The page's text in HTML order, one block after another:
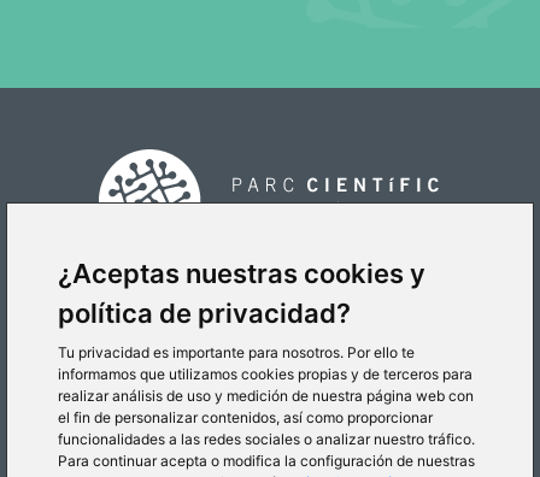
¿Aceptas nuestras cookies y
política de privacidad?
Tu privacidad es importante para nosotros. Por ello te
informamos que utilizamos cookies propias y de terceros para
realizar análisis de uso y medición de nuestra página web con
el fin de personalizar contenidos, así como proporcionar
funcionalidades a las redes sociales o analizar nuestro tráfico.
Para continuar acepta o modifica la configuración de nuestras
CÓMO LLEGAR